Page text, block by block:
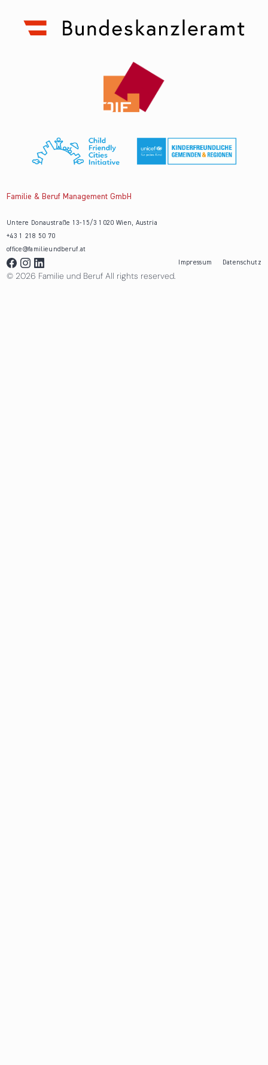
Familie & Beruf Management GmbH
Untere Donaustraße 13-15/3 1020 Wien, Austria
+43 1 218 50 70
office@familieundberuf.at
Impressum
Datenschutz
© 2026 Familie und Beruf All rights reserved.